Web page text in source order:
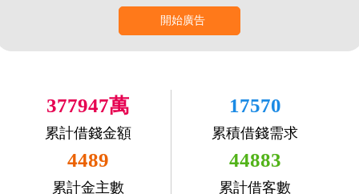
開始廣告
377947萬
累計借錢金額
17570
累積借錢需求
4489
累計金主數
44883
累計借客數